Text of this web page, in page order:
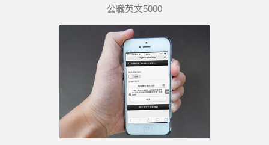
公職英文5000